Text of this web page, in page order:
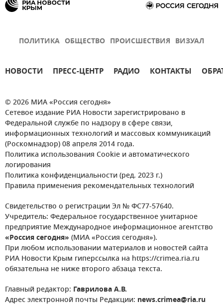
ПОЛИТИКА ОБЩЕСТВО ПРОИСШЕСТВИЯ ВИЗУАЛ
НОВОСТИ ПРЕСС-ЦЕНТР РАДИО КОНТАКТЫ
© 2026 МИА «Россия сегодня»
Сетевое издание РИА Новости зарегистрировано в
Федеральной службе по надзору в сфере связи,
информационных технологий и массовых коммуникаций
(Роскомнадзор) 08 апреля 2014 года.
Политика использования Cookie и автоматического
логирования
Политика конфиденциальности (ред. 2023 г.)
Правила применения рекомендательных технологий
Свидетельство о регистрации Эл № ФС77-57640.
Учредитель: Федеральное государственное унитарное
предприятие Международное информационное агентство
«Россия сегодня» (МИА «Россия сегодня»).
При любом использовании материалов и новостей сайта
РИА Новости Крым гиперссылка на https://crimea.ria.ru
обязательна не ниже второго абзаца текста.
Главный редактор: Гаврилова А.В.
Адрес электронной почты Редакции: news.crimea@ria.ru